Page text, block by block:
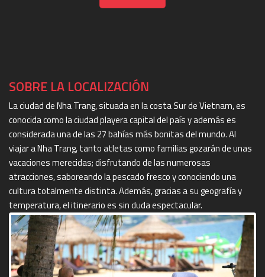
SOBRE LA LOCALIZACIÓN
La ciudad de Nha Trang, situada en la costa Sur de Vietnam, es
conocida como la ciudad playera capital del país y además es
considerada una de las 27 bahías más bonitas del mundo. Al
viajar a Nha Trang, tanto atletas como familias gozarán de unas
vacaciones merecidas; disfrutando de las numerosas
atracciones, saboreando la pescado fresco y conociendo una
cultura totalmente distinta. Además, gracias a su geografía y
temperatura, el itinerario es sin duda espectacular.